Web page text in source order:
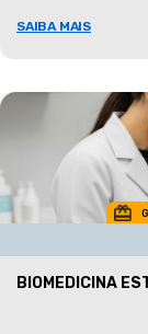
SAIBA MAIS
BIOMEDICINA